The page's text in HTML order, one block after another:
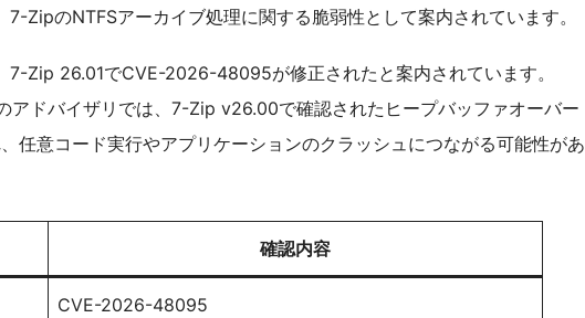
ZipのNTFSアーカイブ処理に関する脆弱性として案内されています。
7-Zip 26.01でCVE-2026-48095が修正されたと案内されています。
ドバイザリでは、7-Zip v26.00で確認されたヒープバッファオーバー
任意コード実行やアプリケーションのクラッシュにつながる可能性があ
確認内容
CVE-2026-48095